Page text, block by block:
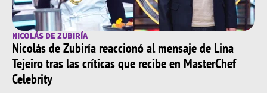
NICOLÁS DE ZUBIRÍA
Nicolás de Zubiría reaccionó al mensaje de Lina
Tejeiro tras las críticas que recibe en MasterChef
Celebrity